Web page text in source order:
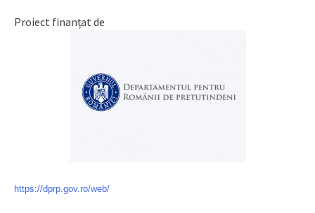
Proiect finanțat de
https://dprp.gov.ro/web/